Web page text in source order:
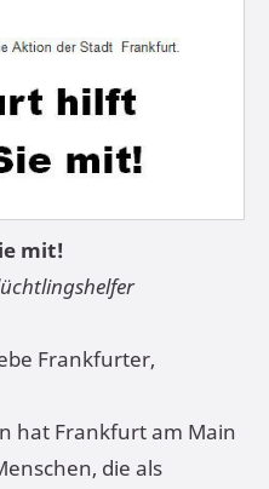
mit!
Frankfurter,
hat Frankfurt am Main
die als